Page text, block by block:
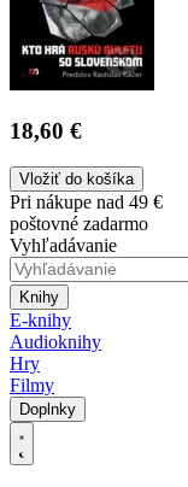
18,60 €
Vložiť do košíka
Pri nákupe nad 49 €
poštovné zadarmo
Vyhľadávanie
Knihy
E-knihy
Audioknihy
Hry
Filmy
Doplnky